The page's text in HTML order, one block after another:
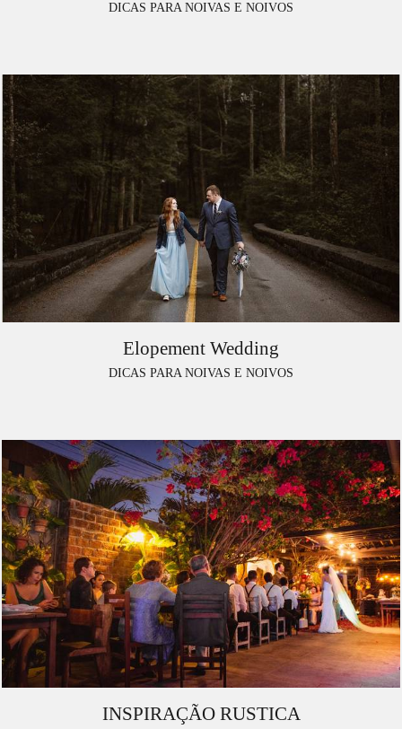
DICAS PARA NOIVAS E NOIVOS
Elopement Wedding
DICAS PARA NOIVAS E NOIVOS
INSPIRAÇÃO RUSTICA